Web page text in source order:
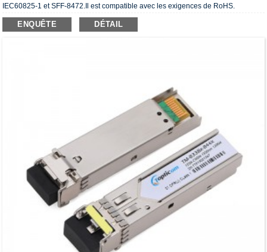
IEC60825-1 et SFF-8472.Il est compatible avec les exigences de RoHS.
ENQUÊTE DÉTAIL